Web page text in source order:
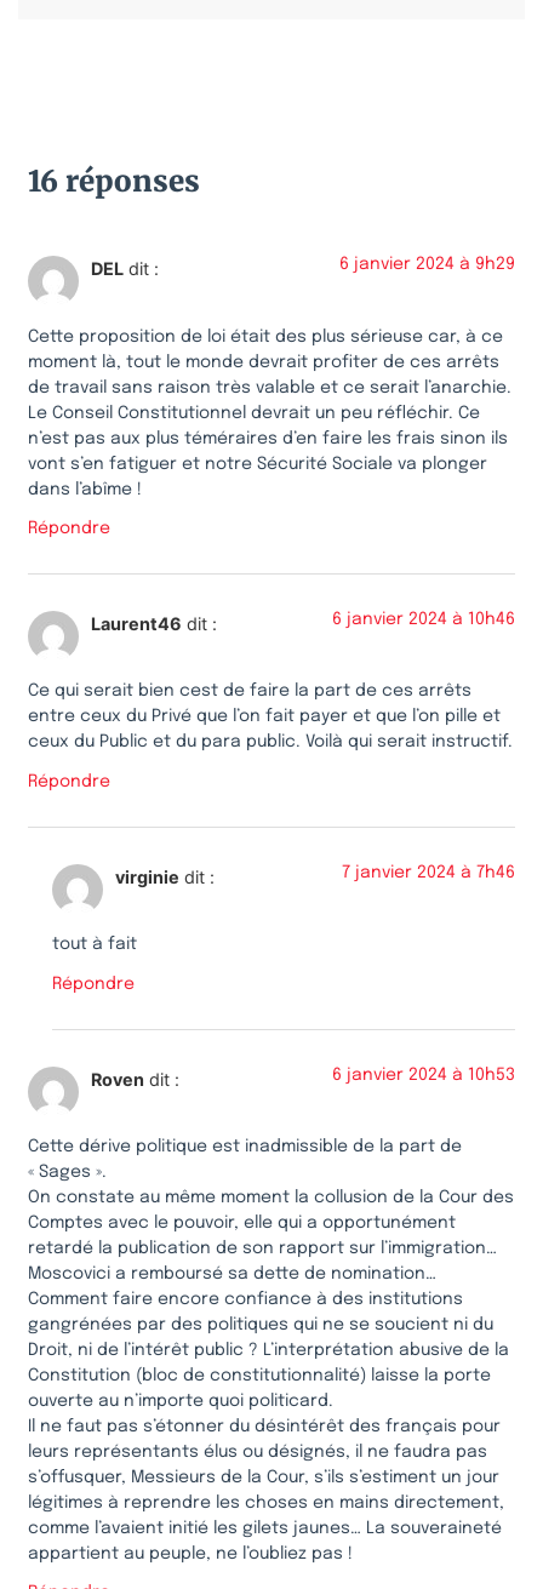
16 réponses
DEL dit : 6 janvier 2024 à 9h29
Cette proposition de loi était des plus sérieuse car, à ce
moment là, tout le monde devrait profiter de ces arrêts
de travail sans raison très valable et ce serait l’anarchie.
Le Conseil Constitutionnel devrait un peu réfléchir. Ce
n’est pas aux plus téméraires d’en faire les frais sinon ils
vont s’en fatiguer et notre Sécurité Sociale va plonger
dans l’abîme !
Répondre
Laurent46 dit : 6 janvier 2024 à 10h46
Ce qui serait bien cest de faire la part de ces arrêts
entre ceux du Privé que l’on fait payer et que l’on pille et
ceux du Public et du para public. Voilà qui serait instructif.
Répondre
virginie dit : 7 janvier 2024 à 7h46
tout à fait
Répondre
Roven dit : 6 janvier 2024 à 10h53
Cette dérive politique est inadmissible de la part de
« Sages ».
On constate au même moment la collusion de la Cour des
Comptes avec le pouvoir, elle qui a opportunément
retardé la publication de son rapport sur l’immigration…
Moscovici a remboursé sa dette de nomination…
Comment faire encore confiance à des institutions
gangrénées par des politiques qui ne se soucient ni du
Droit, ni de l’intérêt public ? L’interprétation abusive de la
Constitution (bloc de constitutionnalité) laisse la porte
ouverte au n’importe quoi politicard.
Il ne faut pas s’étonner du désintérêt des français pour
leurs représentants élus ou désignés, il ne faudra pas
s’offusquer, Messieurs de la Cour, s’ils s’estiment un jour
légitimes à reprendre les choses en mains directement,
comme l’avaient initié les gilets jaunes… La souveraineté
appartient au peuple, ne l’oubliez pas !